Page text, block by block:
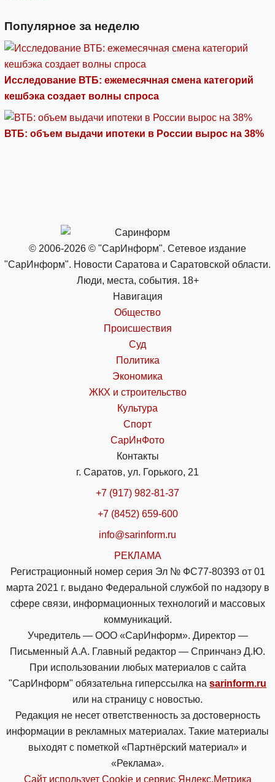
Популярное за неделю
Исследование ВТБ: ежемесячная смена категорий
кешбэка создает волны спроса
ВТБ: объем выдачи ипотеки в России вырос на 38%
© 2006-2026 © "СарИнформ". Сетевое издание
"СарИнформ". Новости Саратова и Саратовской области.
Люди, места, события. 18+
Навигация
Общество
Происшествия
Суд
Политика
Экономика
ЖКХ и строительство
Культура
Спорт
СарИнФото
Контакты
г. Саратов, ул. Горького, 21
+7 (917) 982-81-37
+7 (8452) 659-600
info@sarinform.ru
РЕКЛАМА
Регистрационный номер серия Эл № ФС77-80393 от 01
марта 2021 г. выдано Федеральной службой по надзору в
сфере связи, информационных технологий и массовых
коммуникаций.
Учредитель — ООО «СарИнформ». Директор —
Письменный А.А. Главный редактор — Спринчанэ Д.Ю.
При использовании любых материалов с сайта
"СарИнформ" обязательна гиперссылка на sarinform.ru
или на страницу с новостью.
Редакция не несет ответственность за достоверность
информации в рекламных материалах. Такие материалы
выходят с пометкой «Партнёрский материал» и
«Реклама».
Сайт использует Cookie и сервиc Яндекс.Метрика